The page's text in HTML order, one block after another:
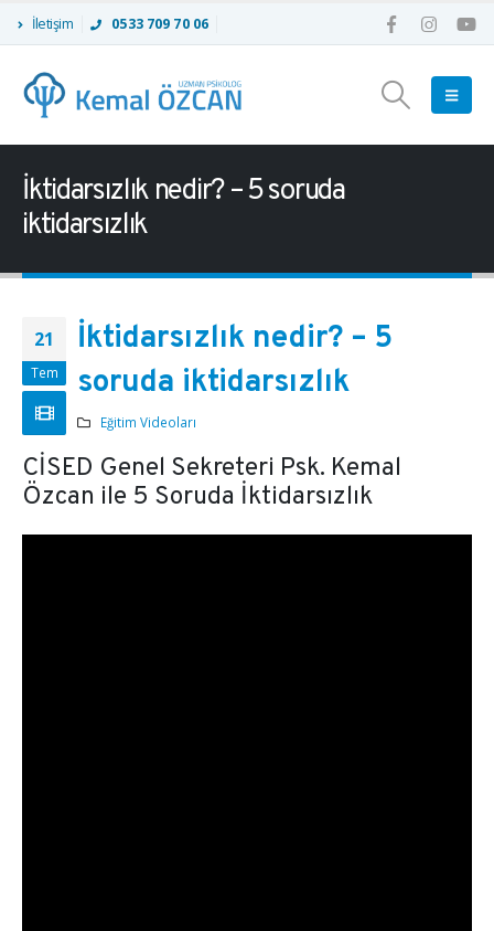
İletişim 0533 709 70 06
İktidarsızlık nedir? – 5 soruda
iktidarsızlık
21
Tem
İktidarsızlık nedir? – 5
soruda iktidarsızlık
Eğitim Videoları
CİSED Genel Sekreteri Psk. Kemal
Özcan ile 5 Soruda İktidarsızlık